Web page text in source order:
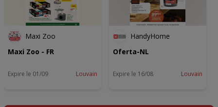
Maxi Zoo
Maxi Zoo - FR
Expire le 01/09 Louvain
HandyHome
Oferta-NL
Expire le 16/08 Louvain